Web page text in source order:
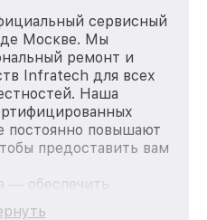
сервисный
Москве. Мы
ремонт и
Infratech для всех
Наша
постоянно повышают
предоставить вам
— обеспечить
ремонт для